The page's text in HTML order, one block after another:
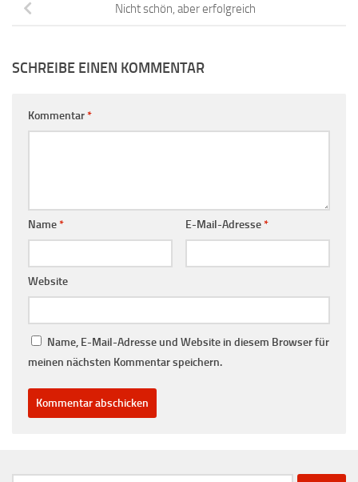
Nicht schön, aber erfolgreich
SCHREIBE EINEN KOMMENTAR
Kommentar*
Name* E-Mail-Adresse*
Website
Name, E-Mail-Adresse und Website in diesem Browser für
meinen nächsten Kommentar speichern.